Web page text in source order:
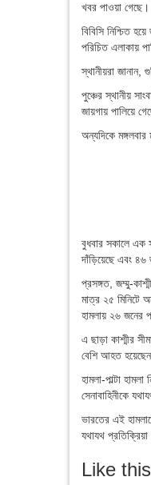
খবর পাওয়া গেছে।
বিবিসি নিশ্চিত
পরিচিত এলাকায়
স্থানীয়রা জানান,
পুঞ্চের স্থানীয়
জায়গায় পালিয়ে
অন্যদিকে
বুধবার সকালে এক
দাঁড়িয়েছে এবং
প্রসঙ্গত, জম্মু-
মাত্র ২৫ মিনিটে
হামলায় ২৬ জনের
এ ছাড়া কাশ্মীর
বেশি আহত
হামলা-পাল্টা
সেনাবাহিনীকে
ভারতের এই
যথাযথ
Like